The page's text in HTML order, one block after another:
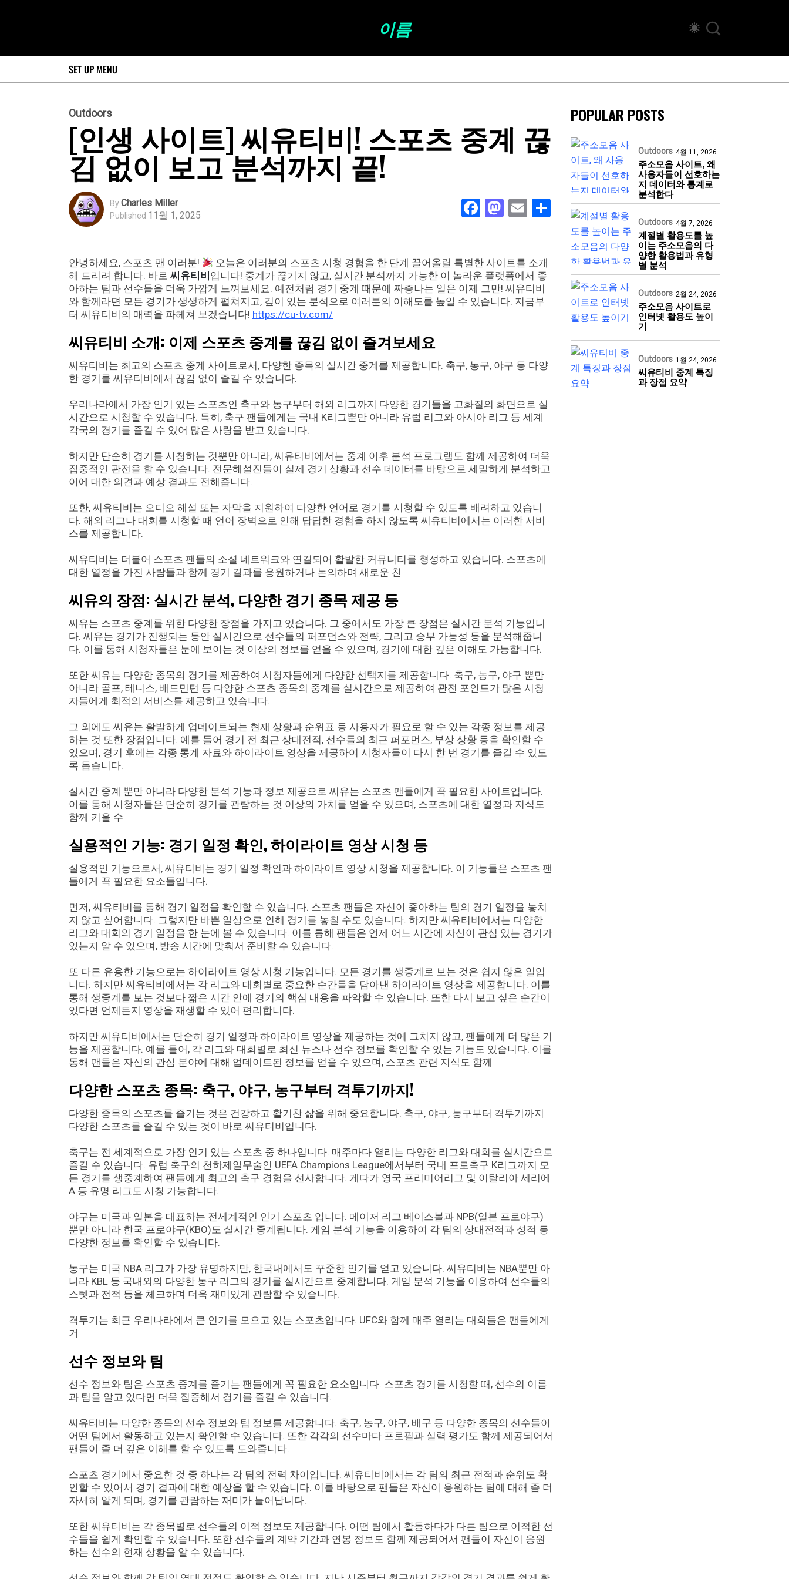
이름
SET UP MENU
Outdoors
[인생 사이트] 씨유티비! 스포츠 중계 끊
김 없이 보고 분석까지 끝!
ByCharles Miller
Published 11월 1, 2025 Facebook
Mastodon
EmailShare
안녕하세요, 스포츠 팬 여러분!
오늘은 여러분의 스포츠 시청 경험을 한 단계 끌어올릴 특별한 사이트를 소개
해 드리려 합니다. 바로 씨유티비 입니다! 중계가 끊기지 않고, 실시간 분석까지 가능한 이 놀라운 플랫폼에서 좋
아하는 팀과 선수들을 더욱 가깝게 느껴보세요. 예전처럼 경기 중계 때문에 짜증나는 일은 이제 그만! 씨유티비
와 함께라면 모든 경기가 생생하게 펼쳐지고, 깊이 있는 분석으로 여러분의 이해도를 높일 수 있습니다. 지금부
터 씨유티비의 매력을 파헤쳐 보겠습니다! https://cu-tv.com/
씨유티비 소개: 이제 스포츠 중계를 끊김 없이 즐겨보세요
씨유티비는 최고의 스포츠 중계 사이트로서, 다양한 종목의 실시간 중계를 제공합니다. 축구, 농구, 야구 등 다양
한 경기를 씨유티비에서 끊김 없이 즐길 수 있습니다.
우리나라에서 가장 인기 있는 스포츠인 축구와 농구부터 해외 리그까지 다양한 경기들을 고화질의 화면으로 실
시간으로 시청할 수 있습니다. 특히, 축구 팬들에게는 국내 K리그뿐만 아니라 유럽 리그와 아시아 리그 등 세계
각국의 경기를 즐길 수 있어 많은 사랑을 받고 있습니다.
하지만 단순히 경기를 시청하는 것뿐만 아니라, 씨유티비에서는 중계 이후 분석 프로그램도 함께 제공하여 더욱
집중적인 관전을 할 수 있습니다. 전문해설진들이 실제 경기 상황과 선수 데이터를 바탕으로 세밀하게 분석하고
이에 대한 의견과 예상 결과도 전해줍니다.
또한, 씨유티비는 오디오 해설 또는 자막을 지원하여 다양한 언어로 경기를 시청할 수 있도록 배려하고 있습니
다. 해외 리그나 대회를 시청할 때 언어 장벽으로 인해 답답한 경험을 하지 않도록 씨유티비에서는 이러한 서비
스를 제공합니다.
씨유티비는 더불어 스포츠 팬들의 소셜 네트워크와 연결되어 활발한 커뮤니티를 형성하고 있습니다. 스포츠에
대한 열정을 가진 사람들과 함께 경기 결과를 응원하거나 논의하며 새로운 친
씨유의 장점: 실시간 분석, 다양한 경기 종목 제공 등
씨유는 스포츠 중계를 위한 다양한 장점을 가지고 있습니다. 그 중에서도 가장 큰 장점은 실시간 분석 기능입니
다. 씨유는 경기가 진행되는 동안 실시간으로 선수들의 퍼포먼스와 전략, 그리고 승부 가능성 등을 분석해줍니
다. 이를 통해 시청자들은 눈에 보이는 것 이상의 정보를 얻을 수 있으며, 경기에 대한 깊은 이해도 가능합니다.
또한 씨유는 다양한 종목의 경기를 제공하여 시청자들에게 다양한 선택지를 제공합니다. 축구, 농구, 야구 뿐만
아니라 골프, 테니스, 배드민턴 등 다양한 스포츠 종목의 중계를 실시간으로 제공하여 관전 포인트가 많은 시청
자들에게 최적의 서비스를 제공하고 있습니다.
그 외에도 씨유는 활발하게 업데이트되는 현재 상황과 순위표 등 사용자가 필요로 할 수 있는 각종 정보를 제공
하는 것 또한 장점입니다. 예를 들어 경기 전 최근 상대전적, 선수들의 최근 퍼포먼스, 부상 상황 등을 확인할 수
있으며, 경기 후에는 각종 통계 자료와 하이라이트 영상을 제공하여 시청자들이 다시 한 번 경기를 즐길 수 있도
록 돕습니다.
실시간 중계 뿐만 아니라 다양한 분석 기능과 정보 제공으로 씨유는 스포츠 팬들에게 꼭 필요한 사이트입니다.
이를 통해 시청자들은 단순히 경기를 관람하는 것 이상의 가치를 얻을 수 있으며, 스포츠에 대한 열정과 지식도
함께 키울 수
실용적인 기능: 경기 일정 확인, 하이라이트 영상 시청 등
실용적인 기능으로서, 씨유티비는 경기 일정 확인과 하이라이트 영상 시청을 제공합니다. 이 기능들은 스포츠 팬
들에게 꼭 필요한 요소들입니다.
먼저, 씨유티비를 통해 경기 일정을 확인할 수 있습니다. 스포츠 팬들은 자신이 좋아하는 팀의 경기 일정을 놓치
지 않고 싶어합니다. 그렇지만 바쁜 일상으로 인해 경기를 놓칠 수도 있습니다. 하지만 씨유티비에서는 다양한
리그와 대회의 경기 일정을 한 눈에 볼 수 있습니다. 이를 통해 팬들은 언제 어느 시간에 자신이 관심 있는 경기가
있는지 알 수 있으며, 방송 시간에 맞춰서 준비할 수 있습니다.
또 다른 유용한 기능으로는 하이라이트 영상 시청 기능입니다. 모든 경기를 생중계로 보는 것은 쉽지 않은 일입
니다. 하지만 씨유티비에서는 각 리그와 대회별로 중요한 순간들을 담아낸 하이라이트 영상을 제공합니다. 이를
통해 생중계를 보는 것보다 짧은 시간 안에 경기의 핵심 내용을 파악할 수 있습니다. 또한 다시 보고 싶은 순간이
있다면 언제든지 영상을 재생할 수 있어 편리합니다.
하지만 씨유티비에서는 단순히 경기 일정과 하이라이트 영상을 제공하는 것에 그치지 않고, 팬들에게 더 많은 기
능을 제공합니다. 예를 들어, 각 리그와 대회별로 최신 뉴스나 선수 정보를 확인할 수 있는 기능도 있습니다. 이를
통해 팬들은 자신의 관심 분야에 대해 업데이트된 정보를 얻을 수 있으며, 스포츠 관련 지식도 함께
다양한 스포츠 종목: 축구, 야구, 농구부터 격투기까지!
다양한 종목의 스포츠를 즐기는 것은 건강하고 활기찬 삶을 위해 중요합니다. 축구, 야구, 농구부터 격투기까지
다양한 스포츠를 즐길 수 있는 것이 바로 씨유티비입니다.
축구는 전 세계적으로 가장 인기 있는 스포츠 중 하나입니다. 매주마다 열리는 다양한 리그와 대회를 실시간으로
즐길 수 있습니다. 유럽 축구의 천하제일무술인 UEFA Champions League에서부터 국내 프로축구 K리그까지 모
든 경기를 생중계하여 팬들에게 최고의 축구 경험을 선사합니다. 게다가 영국 프리미어리그 및 이탈리아 세리에
A 등 유명 리그도 시청 가능합니다.
야구는 미국과 일본을 대표하는 전세계적인 인기 스포츠 입니다. 메이저 리그 베이스볼과 NPB(일본 프로야구)
뿐만 아니라 한국 프로야구(KBO)도 실시간 중계됩니다. 게임 분석 기능을 이용하여 각 팀의 상대전적과 성적 등
다양한 정보를 확인할 수 있습니다.
농구는 미국 NBA 리그가 가장 유명하지만, 한국내에서도 꾸준한 인기를 얻고 있습니다. 씨유티비는 NBA뿐만 아
니라 KBL 등 국내외의 다양한 농구 리그의 경기를 실시간으로 중계합니다. 게임 분석 기능을 이용하여 선수들의
스텟과 전적 등을 체크하며 더욱 재미있게 관람할 수 있습니다.
격투기는 최근 우리나라에서 큰 인기를 모으고 있는 스포츠입니다. UFC와 함께 매주 열리는 대회들은 팬들에게
거
선수 정보와 팀
선수 정보와 팀은 스포츠 중계를 즐기는 팬들에게 꼭 필요한 요소입니다. 스포츠 경기를 시청할 때, 선수의 이름
과 팀을 알고 있다면 더욱 집중해서 경기를 즐길 수 있습니다.
씨유티비는 다양한 종목의 선수 정보와 팀 정보를 제공합니다. 축구, 농구, 야구, 배구 등 다양한 종목의 선수들이
어떤 팀에서 활동하고 있는지 확인할 수 있습니다. 또한 각각의 선수마다 프로필과 실력 평가도 함께 제공되어서
팬들이 좀 더 깊은 이해를 할 수 있도록 도와줍니다.
스포츠 경기에서 중요한 것 중 하나는 각 팀의 전력 차이입니다. 씨유티비에서는 각 팀의 최근 전적과 순위도 확
인할 수 있어서 경기 결과에 대한 예상을 할 수 있습니다. 이를 바탕으로 팬들은 자신이 응원하는 팀에 대해 좀 더
자세히 알게 되며, 경기를 관람하는 재미가 늘어납니다.
또한 씨유티비는 각 종목별로 선수들의 이적 정보도 제공합니다. 어떤 팀에서 활동하다가 다른 팀으로 이적한 선
수들을 쉽게 확인할 수 있습니다. 또한 선수들의 계약 기간과 연봉 정보도 함께 제공되어서 팬들이 자신이 응원
하는 선수의 현재 상황을 알 수 있습니다.
POPULAR POSTS
Outdoors 4월 11, 2026
주소모음 사이트, 왜
사용자들이 선호하는
지 데이터와 통계로
분석한다
Outdoors 4월 7, 2026
계절별 활용도를 높
이는 주소모음의 다
양한 활용법과 유형
별 분석
Outdoors 2월 24, 2026
주소모음 사이트로
인터넷 활용도 높이
기
Outdoors 1월 24, 2026
씨유티비 중계 특징
과 장점 요약